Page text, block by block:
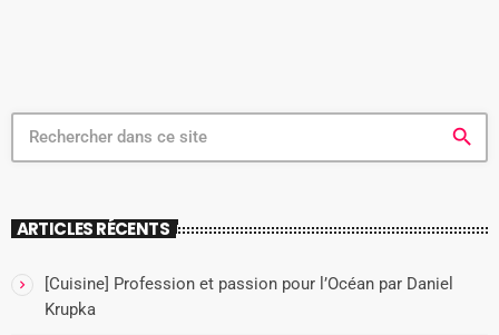
search
ARTICLES RÉCENTS
[Cuisine] Profession et passion pour l’Océan par Daniel
Krupka